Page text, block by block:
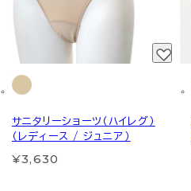
サニタリーショーツ（ハイレグ）
（レディース / ジュニア）
¥3,630